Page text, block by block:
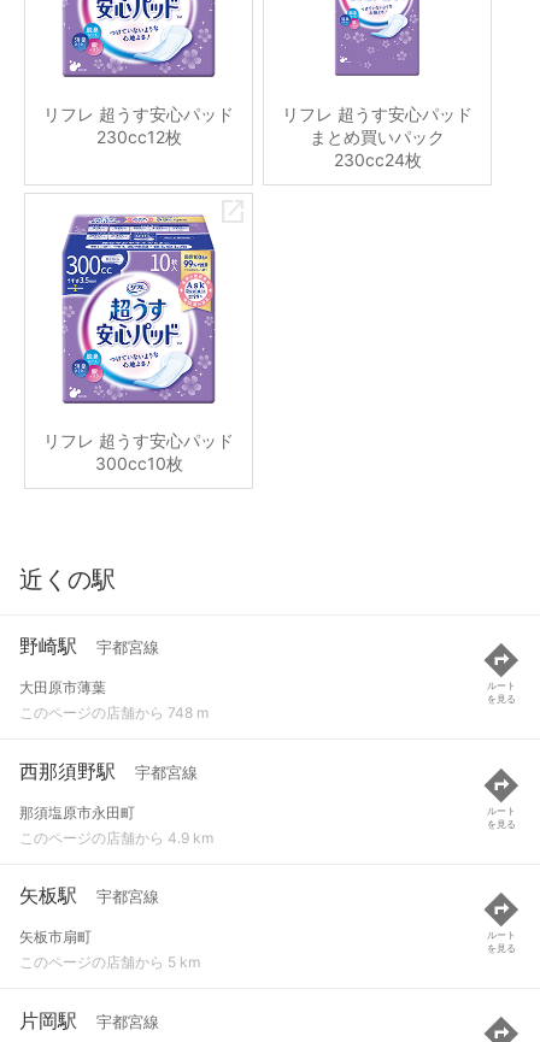
リフレ 超うす安心パッド
230cc12枚
リフレ 超うす安心パッド
まとめ買いパック
230cc24枚
リフレ 超うす安心パッド
300cc10枚
近くの駅
野崎駅 宇都宮線
大田原市薄葉
このページの店舗から 748 m
ルート
を見る
西那須野駅 宇都宮線
那須塩原市永田町
このページの店舗から 4.9 km
ルート
を見る
矢板駅 宇都宮線
矢板市扇町
このページの店舗から 5 km
ルート
を見る
片岡駅 宇都宮線